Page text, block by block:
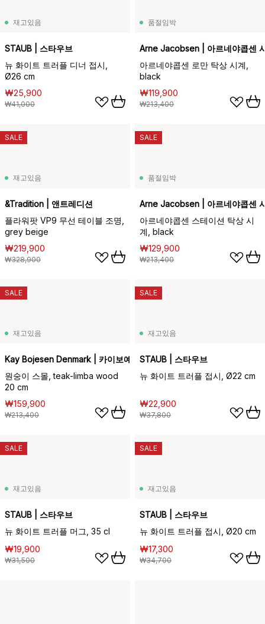
재고있음
STAUB | 스타우브
뉴 화이트 트러플 디너 접시,
Ø26 cm
₩25,900
₩41,000
품절임박
Arne Jacobsen | 아르네야콥센
아르네야콥센 로만 탁상 시계,
black
₩119,900
₩213,400
재고있음
&Tradition | 앤트레디션
플라워팟 VP9 무선 테이블 조명,
grey beige
₩219,900
₩328,900
SALE
품절임박
Arne Jacobsen | 아르네야콥센
아르네야콥센 스테이션 탁상 시
계, black
₩129,900
₩213,400
SALE
재고있음
Kay Bojesen Denmark | 카이보예센 덴마크
원숭이 스몰, teak-limba wood
20 cm
₩159,900
₩213,400
SALE
재고있음
STAUB | 스타우브
뉴 화이트 트러플 접시, Ø22 cm
₩22,900
₩37,800
SALE
재고있음
STAUB | 스타우브
뉴 화이트 트러플 머그, 35 cl
₩19,900
₩31,500
SALE
재고있음
STAUB | 스타우브
뉴 화이트 트러플 접시, Ø20 cm
₩17,300
₩34,700
SALE